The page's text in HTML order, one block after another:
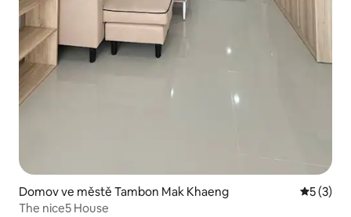
Domov ve městě Tambon Mak Khaeng
5 (3)
The nice5 House